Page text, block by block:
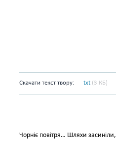
Скачати текст твору: txt (3 КБ)
Чорніє повітря… Шляхи засиніли,